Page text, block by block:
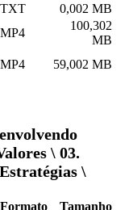
TXT
0,002 MB
MP4
100,302
MB
MP4 59,002 MB
\ 03.
\
Formato
Tamanho